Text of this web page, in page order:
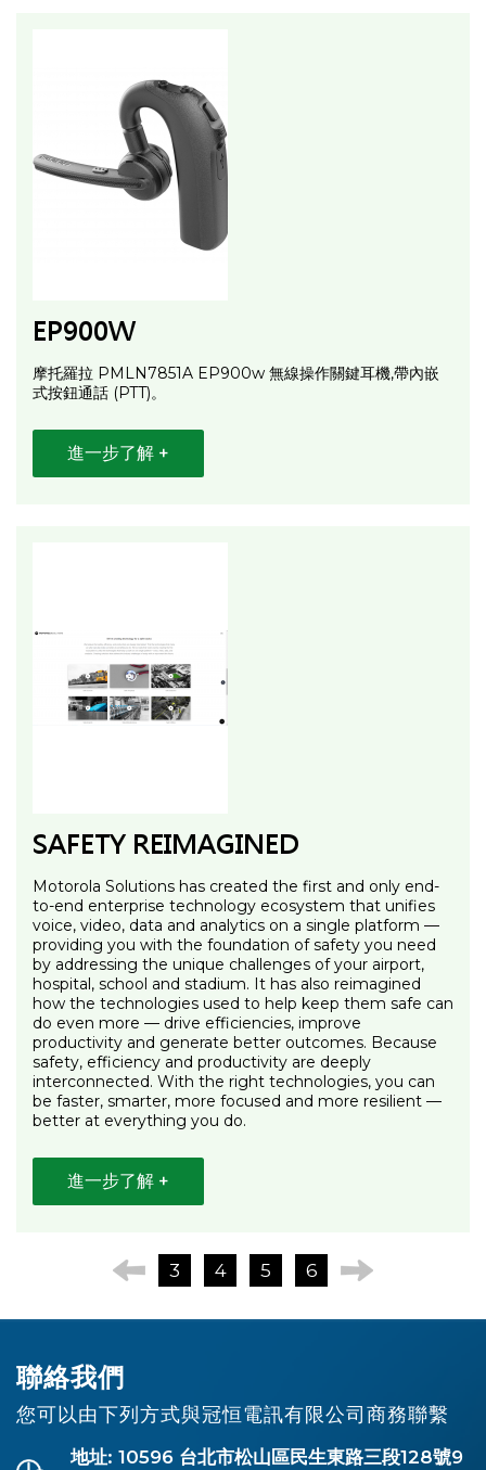
EP900W
摩托羅拉 PMLN7851A EP900w 無線操作關鍵耳機,帶內嵌
式按鈕通話 (PTT)。
進一步了解 +
SAFETY REIMAGINED
Motorola Solutions has created the first and only end-
to-end enterprise technology ecosystem that unifies
voice, video, data and analytics on a single platform —
providing you with the foundation of safety you need
by addressing the unique challenges of your airport,
hospital, school and stadium. It has also reimagined
how the technologies used to help keep them safe can
do even more — drive efficiencies, improve
productivity and generate better outcomes. Because
safety, efficiency and productivity are deeply
interconnected. With the right technologies, you can
be faster, smarter, more focused and more resilient —
better at everything you do.
進一步了解 +
3 4 5 6
聯絡我們
您可以由下列方式與冠恒電訊有限公司商務聯繫
地址: 10596 台北市松山區民生東路三段128號9